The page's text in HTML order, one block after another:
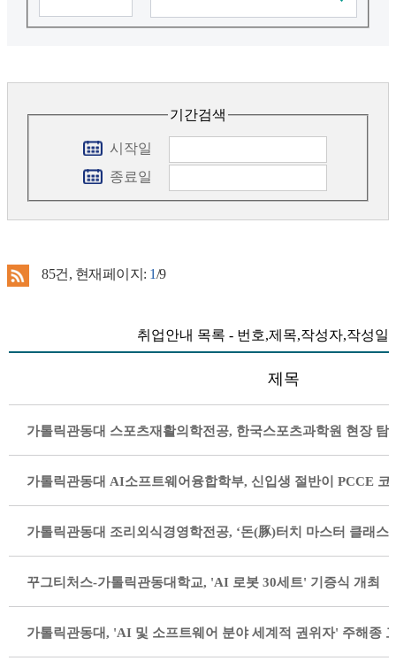
기간검색
시작일
종료일
85건, 현재페이지: 1/9
취업안내 목록 - 번호,제목,작성자,작성일
제목
가톨릭관동대 스포츠재활의학전공, 한국스포츠과학원 현장 탐
가톨릭관동대 조리외식경영학전공, ‘돈(豚)터치 마스터 클래스
꾸그티처스-가톨릭관동대학교, 'AI 로봇 30세트' 기증식 개최
가톨릭관동대, 'AI 및 소프트웨어 분야 세계적 권위자' 주해종